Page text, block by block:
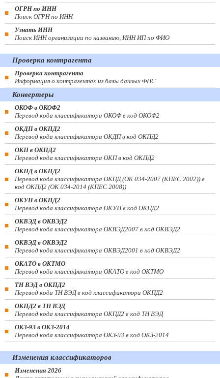
ОГРН по ИНН
Поиск ОГРН по ИНН
Узнать ИНН
Поиск ИНН организации по названию, ИНН ИП по ФИО
Проверка контрагента
Проверка контрагента
Информация о контрагентах из базы данных ФНС
Конвертеры
ОКОФ в ОКОФ2
Перевод кода классификатора ОКОФ в код ОКОФ2
ОКДП в ОКПД2
Перевод кода классификатора ОКДП в код ОКПД2
ОКП в ОКПД2
Перевод кода классификатора ОКП в код ОКПД2
ОКПД в ОКПД2
Перевод кода классификатора ОКПД (ОК 034-2007 (КПЕС 2002)) в
код ОКПД2 (ОК 034-2014 (КПЕС 2008))
ОКУН в ОКПД2
Перевод кода классификатора ОКУН в код ОКПД2
ОКВЭД в ОКВЭД2
Перевод кода классификатора ОКВЭД2007 в код ОКВЭД2
ОКВЭД в ОКВЭД2
Перевод кода классификатора ОКВЭД2001 в код ОКВЭД2
ОКАТО в ОКТМО
Перевод кода классификатора ОКАТО в код ОКТМО
ТН ВЭД в ОКПД2
Перевод кода ТН ВЭД в код классификатора ОКПД2
ОКПД2 в ТН ВЭД
Перевод кода классификатора ОКПД2 в код ТН ВЭД
ОКЗ-93 в ОКЗ-2014
Перевод кода классификатора ОКЗ-93 в код ОКЗ-2014
Изменения классификаторов
Изменения 2026